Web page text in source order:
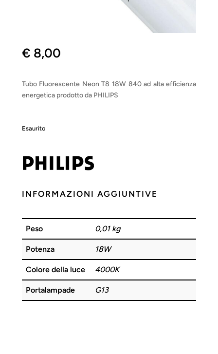
€ 8,00
Tubo Fluorescente Neon T8 18W 840 ad alta efficienza
energetica prodotto da PHILIPS
Esaurito
INFORMAZIONI AGGIUNTIVE
Peso 0,01 kg
Potenza 18W
Colore della luce 4000K
Portalampade G13